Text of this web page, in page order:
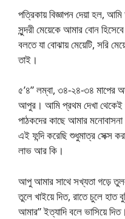
পত্রিকায় বিজ্ঞাপন দেয়া হল,
সুন্দরী মেয়েকে আমার বোন
বলতে যা বোঝায় মেয়েটি, সরি
তাই।
৫’৪” লম্বা, ৩৪-২৪-৩৪ মাপের
আপুর। আমি প্রথম দেখা থেকেই
পাঠকদের কাছে আমার
এই ফন্দি করেছি শুধুমাত্র সেক্স
লাভ আর কি।
আপু আমার সাথে সখ্যতা গড়ে
তুলে খাইয়ে দিত, রাতে চুলে হাত
আমার” ইত্যাদি বলে ভাসিয়ে দিত।